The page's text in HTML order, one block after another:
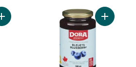
Ajouter Dora Confiture avec PectineAjouter